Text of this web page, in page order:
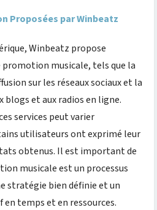
Proposées par Winbeatz
Winbeatz propose
promotion musicale, tels que la
sur les réseaux sociaux et la
blogs et aux radios en ligne.
services peut varier
utilisateurs ont exprimé leur
obtenus. Il est important de
musicale est un processus
stratégie bien définie et un
temps et en ressources.